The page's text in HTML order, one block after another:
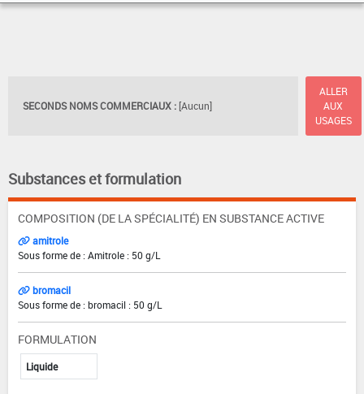
SECONDS NOMS COMMERCIAUX : [Aucun]
ALLER
AUX
USAGES
Substances et formulation
COMPOSITION (DE LA SPÉCIALITÉ) EN SUBSTANCE ACTIVE
amitrole
Sous forme de : Amitrole : 50 g/L
bromacil
Sous forme de : bromacil : 50 g/L
FORMULATION
Liquide